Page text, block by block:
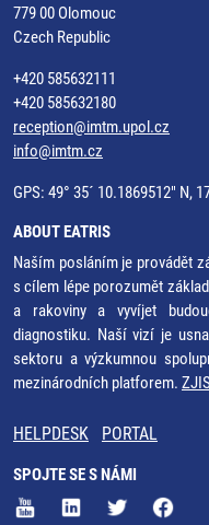
779 00 Olomouc
Czech Republic
+420 585632111
+420 585632180
reception@imtm.upol.cz
info@imtm.cz
GPS: 49° 35´ 10.1869512" N,
ABOUT EATRIS
Naším posláním je provádět
s cílem lépe porozumět
a rakoviny a vyvíjet
diagnostiku. Naší vizí je
sektoru a výzkumnou
mezinárodních platforem.
HELPDESK PORTAL
SPOJTE SE S NÁMI